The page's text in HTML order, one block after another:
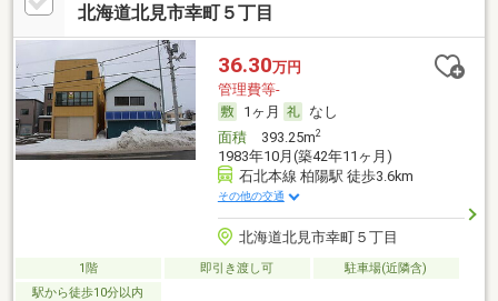
北海道北見市幸町５丁目
36.30万円
管理費等-
1ヶ月
なし
面積393.25m2
1983年10月(築42年11ヶ月)
石北本線 柏陽駅 徒歩3.6km
その他の交通
北海道北見市幸町５丁目
1階 即引き渡し可
駐車場(近隣含)
駅から徒歩10分以内